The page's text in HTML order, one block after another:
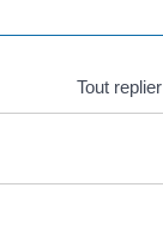
Tout replier